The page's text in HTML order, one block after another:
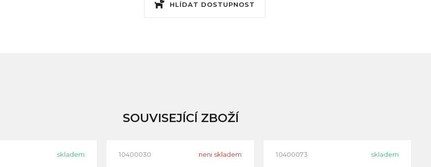
HLÍDAT DOSTUPNOST
SOUVISEJÍCÍ ZBOŽÍ
skladem 10400030 neni skladem 10400073 skladem